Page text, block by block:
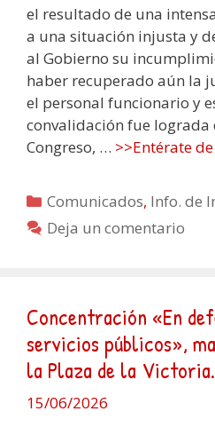
el resultado de una
a una situación injusta y
al Gobierno su
haber recuperado aún la
el personal funcionario y
convalidación fue lograda
Congreso, … >>Entérate
Categorías
Comunicados, Info. de
Deja un comentario
Concentración «En
servicios públicos»,
la Plaza de la Victoria.
15/06/2026